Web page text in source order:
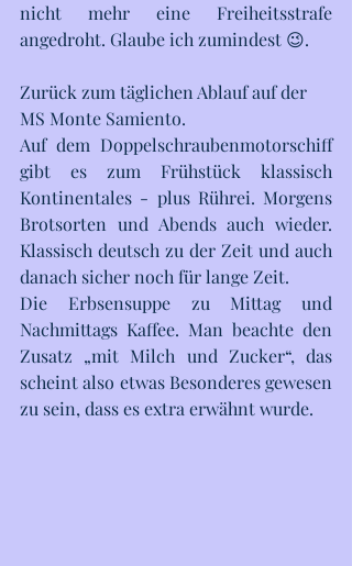
nicht mehr eine Freiheitsstrafe
angedroht. Glaube ich zumindest 😉.
Zurück zum täglichen Ablauf auf der
MS Monte Samiento.
Auf dem Doppelschraubenmotorschiff
gibt es zum Frühstück klassisch
Kontinentales - plus Rührei. Morgens
Brotsorten und Abends auch wieder.
Klassisch deutsch zu der Zeit und auch
danach sicher noch für lange Zeit.
Die Erbsensuppe zu Mittag und
Nachmittags Kaffee. Man beachte den
Zusatz „mit Milch und Zucker“, das
scheint also etwas Besonderes gewesen
zu sein, dass es extra erwähnt wurde.